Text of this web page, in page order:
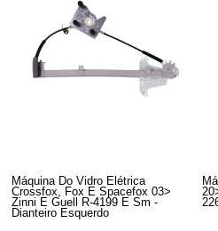
Máquina Do Vidro Elétrica
Crossfox, Fox E Spacefox 03>
Zinni E Guell R-4199 E Sm -
Dianteiro Esquerdo